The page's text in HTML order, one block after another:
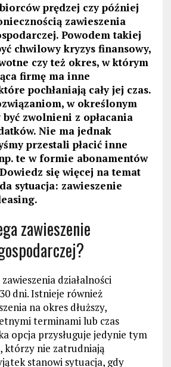
prędzej czy później
zawieszenia
Powodem takiej
chwilowy kryzys finansowy,
czy też okres, w którym
firmę ma inne
pochłaniają cały jej czas.
w określonym
być zwolnieni z opłacania
Nie ma jednak
przestali płacić inne
te w formie abonamentów
się więcej na temat
sytuacja: zawieszenie
zawieszenie
działalności
dni. Istnieje również
na okres dłuższy,
terminami lub czas
opcja przysługuje jedynie tym
którzy nie zatrudniają
stanowi sytuacja, gdy